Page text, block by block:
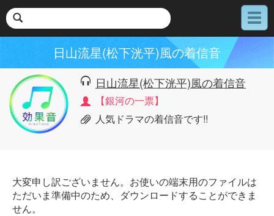
メ
ニ
日山流星(松下洸平)風の着信音
日山流星(松下洸平)風の着信音
【銀河の一票】
人気ドラマの着信音です!!
大変申し訳ございません。お使いの端末用のファイルは
ただいま準備中のため、ダウンロードすることができま
せん。